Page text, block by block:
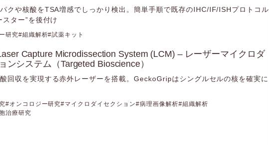
クや核酸をTSA増感でしっかり検出。簡単手順で既存のIHC/IF/ISHプロトコル
スター”を後付け
研究 組織解析 試薬キット
Capture Microdissection System (LCM) – レーザーマイクロダ
ンシステム（Targeted Bioscience）
回収を実現する赤外レーザーを搭載。GeckoGripはシングルセルの核を確実に
オンコロジー研究 マイクロダイセクション 病理画像解析
組織解析
治療研究